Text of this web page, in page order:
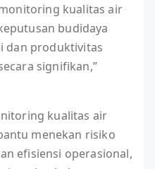
kualitas air
budidaya
dan produktivitas
signifikan,”
kualitas air
menekan risiko
efisiensi operasional,